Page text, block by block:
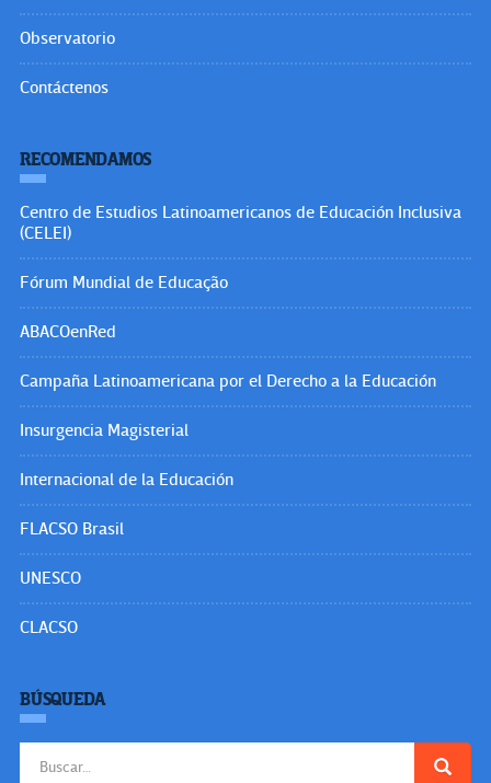
Observatorio
Contáctenos
RECOMENDAMOS
Centro de Estudios Latinoamericanos de Educación Inclusiva
(CELEI)
Fórum Mundial de Educação
ABACOenRed
Campaña Latinoamericana por el Derecho a la Educación
Insurgencia Magisterial
Internacional de la Educación
FLACSO Brasil
UNESCO
CLACSO
BÚSQUEDA